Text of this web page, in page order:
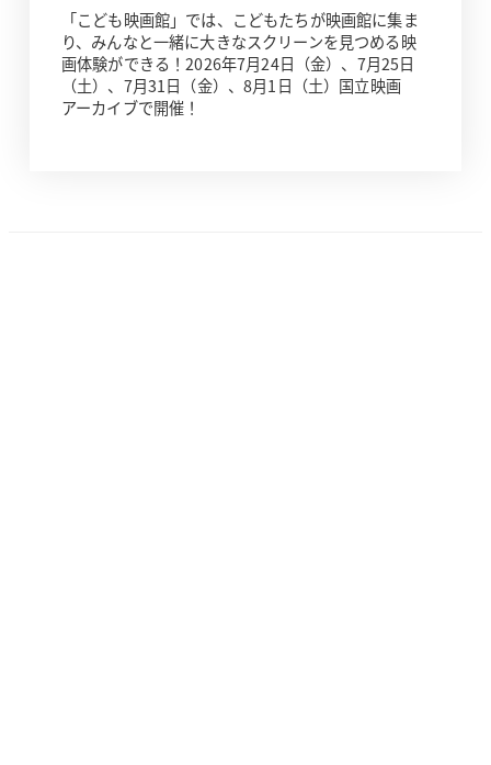
「こども映画館」では、こどもたちが映画館に集ま
り、みんなと一緒に大きなスクリーンを見つめる映
画体験ができる！2026年7月24日（金）、7月25日
（土）、7月31日（金）、8月1日（土）国立映画
アーカイブで開催！